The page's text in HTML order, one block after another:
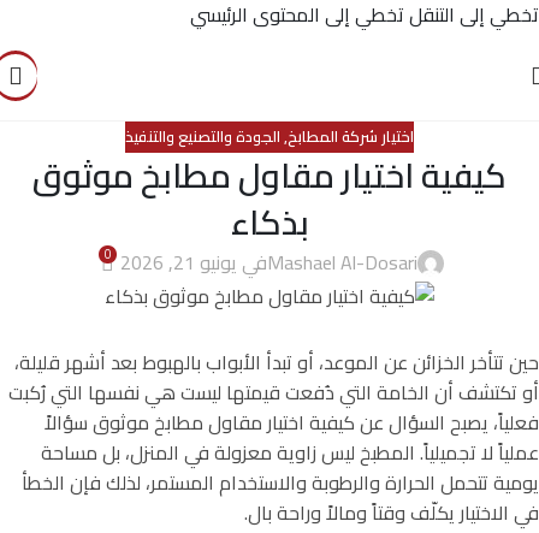
تخطي إلى التنقلتخطي إلى المحتوى الرئيسي
اختيار شركة المطابخ,الجودة والتصنيع والتنفيذ
كيفية اختيار مقاول مطابخ موثوق
بذكاء
Mashael Al-Dosariفي يونيو 21, 2026 0
حين تتأخر الخزائن عن الموعد، أو تبدأ الأبواب بالهبوط بعد أشهر قليلة،
أو تكتشف أن الخامة التي دُفعت قيمتها ليست هي نفسها التي رُكبت
فعلياً، يصبح السؤال عن كيفية اختيار مقاول مطابخ موثوق سؤالاً
عملياً لا تجميلياً. المطبخ ليس زاوية معزولة في المنزل، بل مساحة
يومية تتحمل الحرارة والرطوبة والاستخدام المستمر، لذلك فإن الخطأ
في الاختيار يكلّف وقتاً ومالاً وراحة بال.